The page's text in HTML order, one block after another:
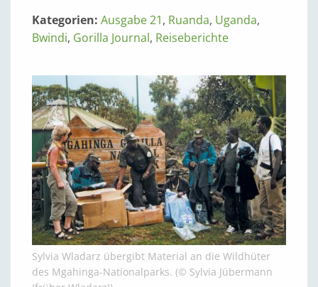
Kategorien: Ausgabe 21, Ruanda, Uganda,
Bwindi, Gorilla Journal, Reiseberichte
Sylvia Wladarz übergibt Material an die Wildhüter
des Mgahinga-Nationalparks. (© Sylvia Jübermann